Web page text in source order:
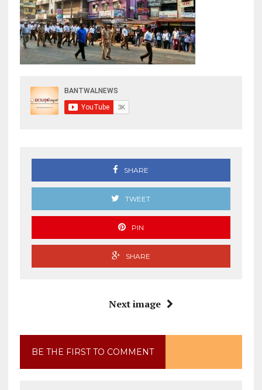
SHARE
TWEET
PIN
SHARE
Next image
BE THE FIRST TO COMMENT